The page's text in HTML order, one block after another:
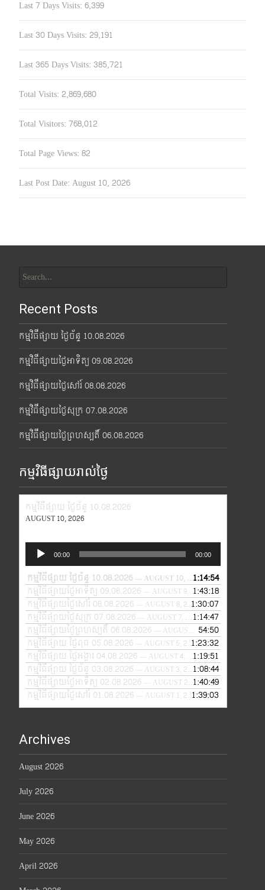
Last 7 Days Visits: 6,399
Last 30 Days Visits: 29,191
Last 365 Days Visits: 385,721
Total Visits: 2,869,680
Total Visitors: 768,012
Total Page Views: 82
Last Post Date: August 10, 2026
for:
Recent Posts
កម្មវិធីផ្សាយ ថ្ងៃច័ន្ទ 10.08.2026
កម្មវិធីផ្សាយថ្ងៃអាទិត្យ 09.08.2026
កម្មវិធីផ្សាយថ្ងៃសៅរ៍ 08.08.2026
កម្មវិធីផ្សាយថ្ងៃសុក្រ 07.08.2026
កម្មវិធីផ្សាយថ្ងៃព្រហស្បតិ៍ 06.08.2026
កម្មវិធីផ្សាយរាល់ថ្ងៃ
កម្មវិធីផ្សាយ ថ្ងៃច័ន្ទ 10.08.2026
AUGUST 10, 2026
Audio
Player
00:00 00:00
កម្មវិធីផ្សាយ ថ្ងៃច័ន្ទ 10.08.2026— AUGUST 10, 2026 1:14:54
កម្មវិធីផ្សាយថ្ងៃអាទិត្យ 09.08.2026
— AUGUST 9, 2026 1:43:18
កម្មវិធីផ្សាយថ្ងៃសៅរ៍ 08.08.2026
— AUGUST 8, 2026 1:30:07
កម្មវិធីផ្សាយថ្ងៃសុក្រ 07.08.2026
— AUGUST 7, 2026
1:14:47
កម្មវិធីផ្សាយថ្ងៃព្រហស្បតិ៍ 06.08.2026
— AUGUST 6, 2026
54:50
កម្មវិធីផ្សាយ ថ្ងៃពុធ 05.08.2026
— AUGUST 5, 2026 1:23:32
កម្មវិធីផ្សាយ ថ្ងៃអង្គារ 04.08.2026
— AUGUST 4, 2026
1:19:51
កម្មវិធីផ្សាយ ថ្ងៃច័ន្ទ 03.08.2026
— AUGUST 3, 2026 1:08:44
កម្មវិធីផ្សាយថ្ងៃអាទិត្យ 02.08.2026
— AUGUST 2, 2026 1:40:49
កម្មវិធីផ្សាយថ្ងៃសៅរ៍ 01.08.2026
— AUGUST 1, 2026 1:39:03
Archives
August 2026
July 2026
June 2026
May 2026
April 2026